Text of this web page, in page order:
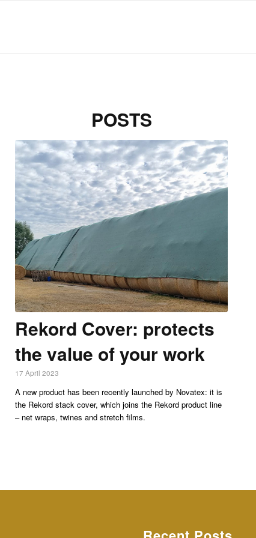
POSTS
Rekord Cover: protects
the value of your work
17 April 2023
A new product has been recently launched by Novatex: it is
the Rekord stack cover, which joins the Rekord product line
– net wraps, twines and stretch films.